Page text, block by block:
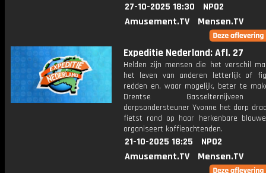
27-10-2025 18:30
NPO2
Amusement.TV
Mensen.TV
Expeditie Nederland: Afl. 27
Helden zijn mensen die het verschil
het leven van anderen letterlijk of
redden en, waar mogelijk, beter te
Drentse
dorpsondersteuner Yvonne het dorp
fietst rond op haar herkenbare
organiseert koffieochtenden.
21-10-2025 18:25
NPO2
Amusement.TV
Mensen.TV